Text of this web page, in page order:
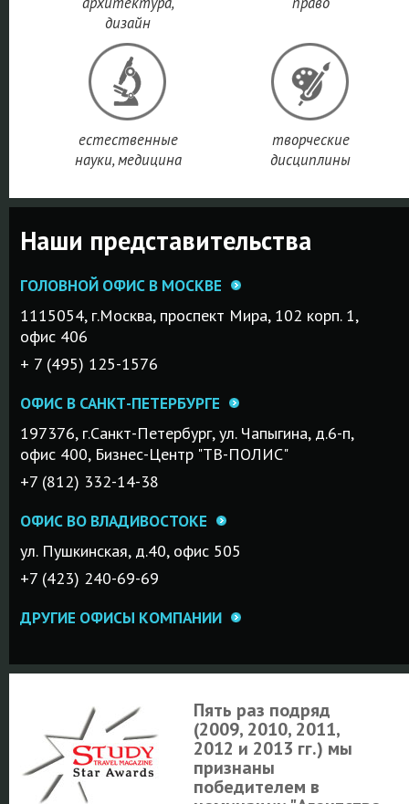
областях
учет и
инженерное
дело – 12 и
место
дизайн
естественные
науки, медицина
творческие
дисциплины
Наши представительства
ГОЛОВНОЙ ОФИС В МОСКВЕ
1115054, г.Mосква, проспект Мира, 102 корп. 1,
офис 406
+ 7 (495) 125-1576
ОФИС В САНКТ-ПЕТЕРБУРГЕ
197376, г.Санкт-Петербург, ул. Чапыгина, д.6-п,
офис 400, Бизнес-Центр "ТВ-ПОЛИС"
+7 (812) 332-14-38
ОФИС ВО ВЛАДИВОСТОКЕ
ул. Пушкинская, д.40, офис 505
+7 (423) 240-69-69
ДРУГИЕ ОФИСЫ КОМПАНИИ
Пять раз подряд
(2009, 2010, 2011,
2012 и 2013 гг.) мы
признаны
победителем в